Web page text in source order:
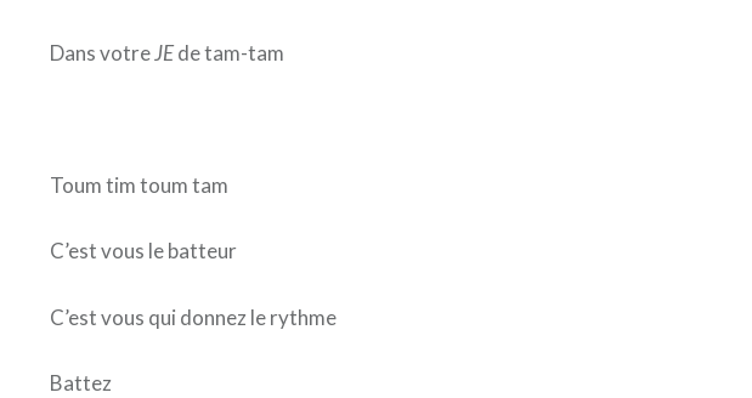
Dans votreJEde tam-tam
Toum tim toum tam
C’est vous le batteur
C’est vous qui donnez le rythme
Battez